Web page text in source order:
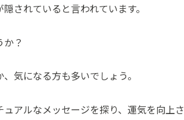
されていると言われています。
？
気になる方も多いでしょう。
アルなメッセージを探り、運気を向上さ